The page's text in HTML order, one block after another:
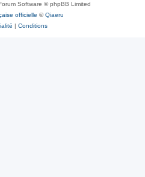
Software © phpBB Limited
officielle ©Qiaeru
| Conditions